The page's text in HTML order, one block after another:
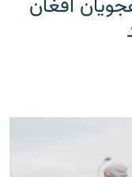
افغان